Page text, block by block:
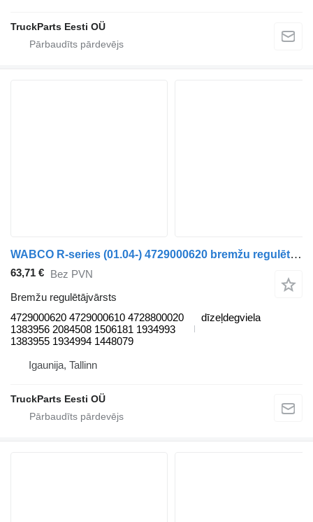
TruckParts Eesti OÜ
WABCO R-series (01.04-) 4729000620 bremžu regulētājvārsts paredzēts Scania P,G,R,T-series (2004-2017) vilcēja
63,71 € Bez PVN
Bremžu regulētājvārsts
4729000620 4729000610 4728800020
1383956 2084508 1506181 1934993
1383955 1934994 1448079
dīzeļdegviela
Igaunija, Tallinn
TruckParts Eesti OÜ